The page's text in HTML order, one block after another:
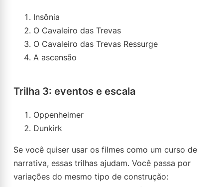
Insônia
O Cavaleiro das Trevas
O Cavaleiro das Trevas Ressurge
A ascensão
Trilha 3: eventos e escala
Oppenheimer
Dunkirk
Se você quiser usar os filmes como um curso de
narrativa, essas trilhas ajudam. Você passa por
variações do mesmo tipo de construção: